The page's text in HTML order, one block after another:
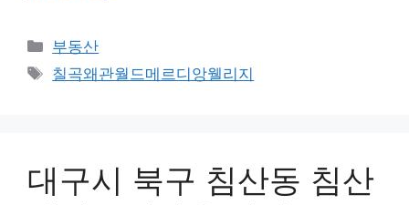
Categories
부동산
Tags
칠곡왜관월드메르디앙웰리지
대구시 북구 침산동 침산